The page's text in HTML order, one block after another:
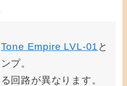
Tone Empire LVL-01 と
プ。
回路が異なります。